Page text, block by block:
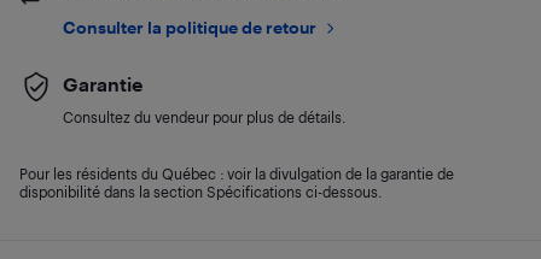
Consulter la politique de retour
Garantie
Consultez du vendeur pour plus de détails.
Pour les résidents du Québec : voir la divulgation de la garantie de
disponibilité dans la section Spécifications ci-dessous.